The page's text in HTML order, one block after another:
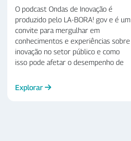
O podcast Ondas de Inovação é
produzido pelo LA-BORA! gov e é um
convite para mergulhar em
conhecimentos e experiências sobre
inovação no setor público e como
isso pode afetar o desempenho de
impactando diretamente na
formulação de políticas públicas e na
Explorar